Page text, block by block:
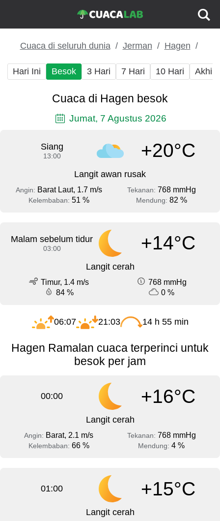
Cuaca di seluruh dunia Jerman Hagen
Hari Ini Besok 3 Hari 7 Hari 10 Hari Akhir
Cuaca di Hagen besok
Jumat, 7 Agustus 2026
Siang
13:00 +20°C
Langit awan rusak
Angin: Barat Laut, 1.7 m/s Tekanan: 768 mmHg
Kelembaban: 51 % Mendung: 82 %
Malam sebelum tidur
03:00 +14°C
Langit cerah
Timur, 1.4 m/s
768 mmHg
84 %
0 %
06:07 21:03 14 h 55 min
Hagen Ramalan cuaca terperinci untuk
besok per jam
00:00 +16°C
Langit cerah
Angin: Barat, 2.1 m/s Tekanan: 768 mmHg
Kelembaban: 66 % Mendung: 4 %
01:00 +15°C
Langit cerah